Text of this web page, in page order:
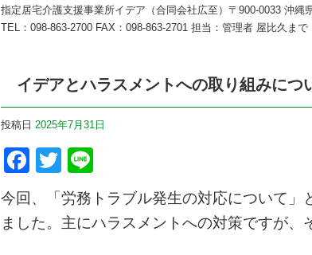
指定居宅介護支援事業所イデア（合同会社広至）〒900‑0033 沖縄
TEL：098‑863‑2700 FAX：098‑863‑2701 担当：管理者 屋比久まで
イデアとハラスメントへの取り組みにつ
投稿日 2025年7月31日
F
c
e
T
wi
tt
er
n
e
今回、「労務トラブル発生の対応について」
ました。主にハラスメントへの対策ですが、